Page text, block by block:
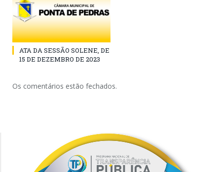
ATA DA SESSÃO SOLENE, DE
15 DE DEZEMBRO DE 2023
Os comentários estão fechados.